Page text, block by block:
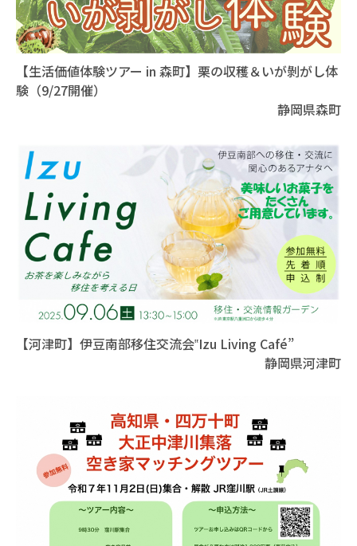
【生活価値体験ツアー in 森町】栗の収穫＆いが剝がし体
験（9/27開催）
静岡県森町
【河津町】伊豆南部移住交流会‟Izu Living Café”
静岡県河津町